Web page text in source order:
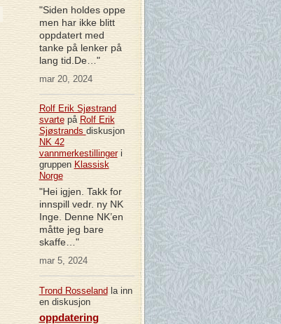
"Siden holdes oppe
men har ikke blitt
oppdatert med
tanke på lenker på
lang tid.De…"
mar 20, 2024
Rolf Erik Sjøstrand
svartepå Rolf Erik
Sjøstrands diskusjon
NK 42
vannmerkestillingeri
gruppen Klassisk
Norge
"Hei igjen. Takk for
innspill vedr. ny NK
Inge. Denne NK’en
måtte jeg bare
skaffe…"
mar 5, 2024
Trond Rosseland la inn
en diskusjon
oppdatering